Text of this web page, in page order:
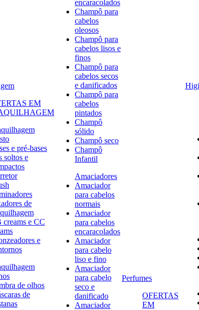
EM
e pré-bases
soltos e
de
creams e CC
e
de olhos
de
encaracolados
Champô para
cabelos
oleosos
Champô para
cabelos lisos e
finos
Champô para
cabelos secos
e danificados
Champô para
cabelos
pintados
Champô
sólido
Champô seco
Champô
Infantil
Amaciadores
Amaciador
para cabelos
normais
Amaciador
para cabelos
encaracolados
Amaciador
para cabelo
liso e fino
Amaciador
para cabelo
seco e
danificado
Amaciador
Perfumes
OFERTAS
EM